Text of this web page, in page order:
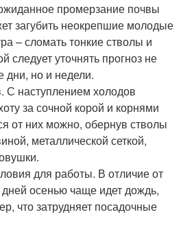
промерзание почвы
загубить неокрепшие молодые
– сломать тонкие стволы и
следует уточнять прогноз не
дни, но и недели.
С наступлением холодов
за сочной корой и корнями
от них можно, обернув стволы
металлической сеткой,
для работы. В отличие от
осенью чаще идет дождь,
что затрудняет посадочные